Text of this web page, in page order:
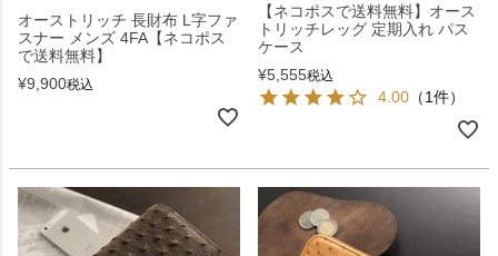
オーストリッチ 長財布 L字ファ
スナー メンズ 4FA【ネコポス
で送料無料】
¥9,900税込
【ネコポスで送料無料】オース
トリッチレッグ 定期入れ パス
ケース
¥5,555税込
4.00 （1件）